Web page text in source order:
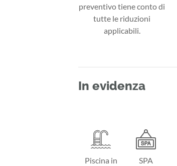
preventivo tiene conto di
tutte le riduzioni
applicabili.
In evidenza
Piscina in
SPA